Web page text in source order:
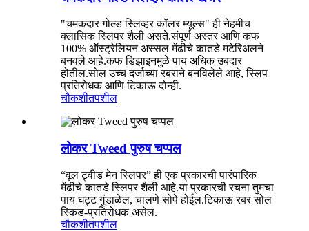
"चमकदार गोल्ड स्लिव्हर कॉलर म्यूल्स" ही नेहमीच
क्लासिक स्लिपर शैली असते.संपूर्ण अस्तर आणि कफ
100% ऑस्ट्रेलियन अस्सल मेंढीचे कातडे मटेरिअलने
बनवले आहे.कफ डिझाइनमुळे पाय अधिक उबदार
होतील.सोल उच्च दर्जाच्या रबराने बनविलेले आहे, स्लिप
प्रतिरोधक आणि टिकाऊ दोन्ही.
चौकशीतपशील
लोकर Tweed पुरुष चप्पल
“वूल ट्वीड मेन स्लिपर” ही एक प्रकारची पारंपारिक
मेंढीचे कातडे स्लिपर शैली आहे.या प्रकारची रचना तुमचा
पाय घट्ट गुंडाळेल, चालणे सोपे होईल.टिकाऊ रबर सोल
स्किड-प्रतिरोधक असेल.
चौकशीतपशील